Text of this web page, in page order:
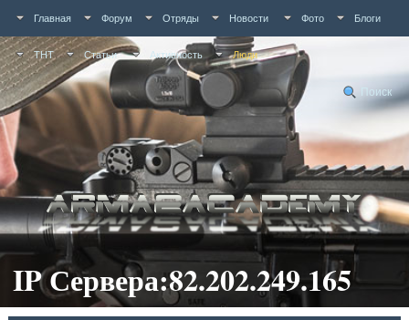
Главная Форум Отряды Новости Фото Блоги
ТНТ Статьи Активность Люди
Поиск
IP Сервера:82.202.249.165